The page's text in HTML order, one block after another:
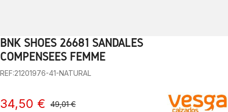
2 3 4 5 6 7
BNK SHOES 26681 SANDALES
COMPENSÉES FEMME
REF:21201976-41-NATURAL
34,50 € 49,01 €